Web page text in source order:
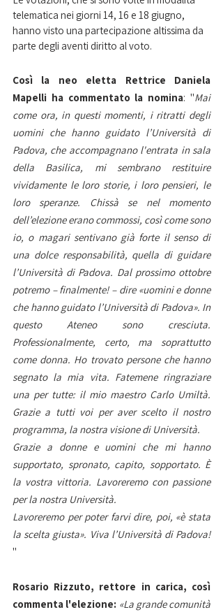
telematica nei giorni 14, 16 e 18 giugno,
hanno visto una partecipazione altissima da
parte degli aventi diritto al voto.
Così la neo eletta Rettrice Daniela
Mapelli ha commentato la nomina: "Mai
come ora, in questi momenti, i ritratti degli
uomini che hanno guidato l’Università di
Padova, che accompagnano l'entrata in sala
della Basilica, mi sembrano restituire
vividamente le loro storie, i loro pensieri, le
loro speranze. Chissà se nel momento
dell’elezione erano commossi, così come sono
io, o magari sentivano già forte il senso di
una dolce responsabilità, quella di guidare
l’Università di Padova. Dal prossimo ottobre
potremo – finalmente! – dire «uomini e donne
che hanno guidato l’Università di Padova». In
questo Ateneo sono cresciuta.
Professionalmente, certo, ma soprattutto
come donna. Ho trovato persone che hanno
segnato la mia vita. Fatemene ringraziare
una per tutte: il mio maestro Carlo Umiltà.
Grazie a tutti voi per aver scelto il nostro
programma, la nostra visione di Università.
Grazie a donne e uomini che mi hanno
supportato, spronato, capito, sopportato. È
la vostra vittoria. Lavoreremo con passione
per la nostra Università.
Lavoreremo per poter farvi dire, poi, «è stata
la scelta giusta». Viva l’Università di Padova!
"
Rosario Rizzuto, rettore in carica, così
commenta l'elezione: «La grande comunità